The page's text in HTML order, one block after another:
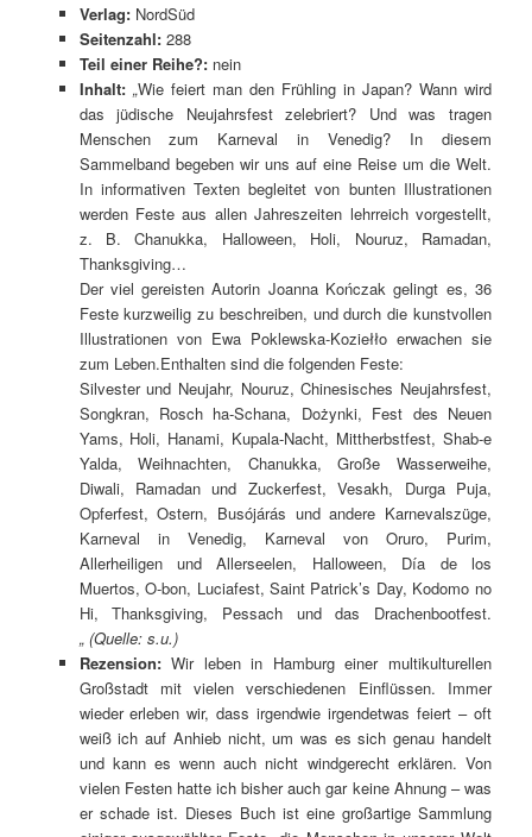
Verlag:NordSüd
Seitenzahl:288
Teil einer Reihe?: nein
Inhalt: „Wie feiert man den Frühling in Japan? Wann wird
das jüdische Neujahrsfest zelebriert? Und was tragen
Menschen zum Karneval in Venedig? In diesem
Sammelband begeben wir uns auf eine Reise um die Welt.
In informativen Texten begleitet von bunten Illustrationen
werden Feste aus allen Jahreszeiten lehrreich vorgestellt,
z. B. Chanukka, Halloween, Holi, Nouruz, Ramadan,
Thanksgiving…
Der viel gereisten Autorin Joanna Kończak gelingt es, 36
Feste kurzweilig zu beschreiben, und durch die kunstvollen
Illustrationen von Ewa Poklewska-Koziełło erwachen sie
zum Leben.Enthalten sind die folgenden Feste:
Silvester und Neujahr, Nouruz, Chinesisches Neujahrsfest,
Songkran, Rosch ha-Schana, Dożynki, Fest des Neuen
Yams, Holi, Hanami, Kupala-Nacht, Mittherbstfest, Shab-e
Yalda, Weihnachten, Chanukka, Große Wasserweihe,
Diwali, Ramadan und Zuckerfest, Vesakh, Durga Puja,
Opferfest, Ostern, Busójárás und andere Karnevalszüge,
Karneval in Venedig, Karneval von Oruro, Purim,
Allerheiligen und Allerseelen, Halloween, Día de los
Muertos, O-bon, Luciafest, Saint Patrick’s Day, Kodomo no
Hi, Thanksgiving, Pessach und das Drachenbootfest.
„(Quelle: s.u.)
Rezension:Wir leben in Hamburg einer multikulturellen
Großstadt mit vielen verschiedenen Einflüssen. Immer
wieder erleben wir, dass irgendwie irgendetwas feiert – oft
weiß ich auf Anhieb nicht, um was es sich genau handelt
und kann es wenn auch nicht windgerecht erklären. Von
vielen Festen hatte ich bisher auch gar keine Ahnung – was
er schade ist. Dieses Buch ist eine großartige Sammlung